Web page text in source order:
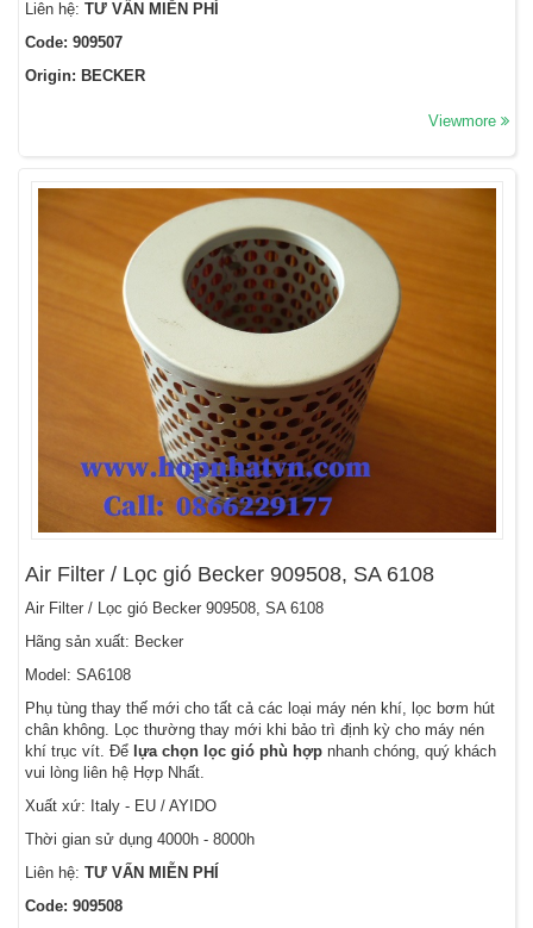
Liên hệ: TƯ VẤN MIỄN PHÍ
Code: 909507
Origin: BECKER
Viewmore
Air Filter / Lọc gió Becker 909508, SA 6108
Air Filter / Lọc gió Becker 909508, SA 6108
Hãng sản xuất: Becker
Model: SA6108
Phụ tùng thay thế mới cho tất cả các loại máy nén khí, lọc bơm hút
chân không. Lọc thường thay mới khi bảo trì định kỳ cho máy nén
khí trục vít. Để lựa chọn lọc gió phù hợp nhanh chóng, quý khách
vui lòng liên hệ Hợp Nhất.
Xuất xứ: Italy - EU / AYIDO
Thời gian sử dụng 4000h - 8000h
Liên hệ: TƯ VẤN MIỄN PHÍ
Code: 909508